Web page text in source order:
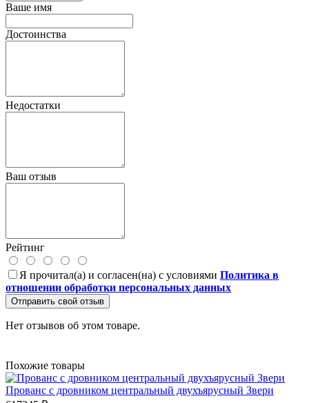
Ваше имя
Достоинства
Недостатки
Ваш отзыв
Рейтинг
Я прочитал(а) и согласен(на) с условиями Политика в
отношении обработки персональных данных
Отправить свой отзыв
Нет отзывов об этом товаре.
Похожие товары
Прованс с дровником центральный двухъярусный Звери